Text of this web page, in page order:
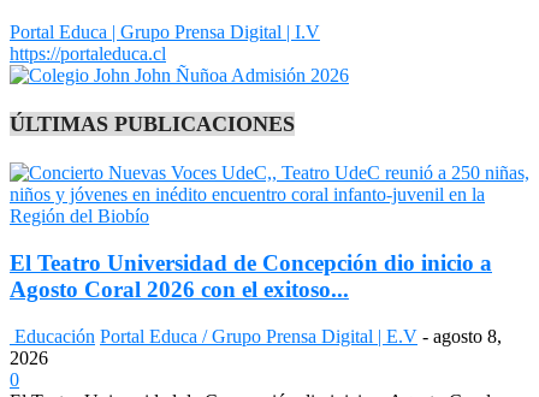
Portal Educa | Grupo Prensa Digital | I.V
https://portaleduca.cl
ÚLTIMAS PUBLICACIONES
El Teatro Universidad de Concepción dio inicio a
Agosto Coral 2026 con el exitoso...
Educación Portal Educa / Grupo Prensa Digital | E.V - agosto 8,
2026
0